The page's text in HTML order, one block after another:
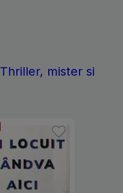
Thriller, mister si